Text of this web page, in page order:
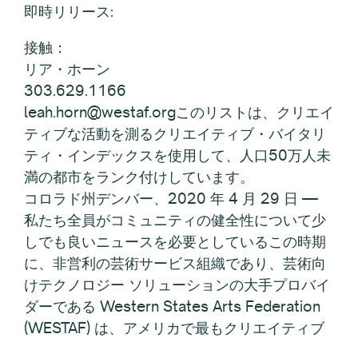
即時リリース:
接触：
リア・ホーン
303.629.1166
leah.horn@westaf.orgこのリストは、クリエイ
ティブな活動を測るクリエイティブ・バイタリ
ティ・インデックスを使用して、人口50万人未
満の都市をランク付けしています。
コロラド州デンバー、2020 年 4 月 29 日 —
私たち全員がコミュニティの健全性について少
しでも良いニュースを必要としているこの時期
に、非営利の芸術サービス組織であり、芸術向
けテクノロジー ソリューションの大手プロバイ
ダーである Western States Arts Federation
(WESTAF) は、アメリカで最もクリエイティブ